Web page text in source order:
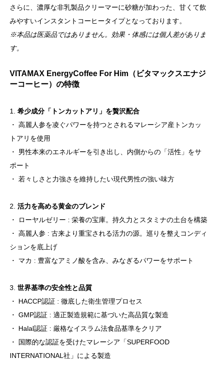
向
力
サ
リ
ー
ー
ト
ン
ッ
ア
リ
高
麗
人
参
さらに、濃厚な非乳製品クリーマーに砂糖が加わった、甘くて飲
みやすいインスタントコーヒータイプとなっております。
※本品は医薬品ではありません。効果・体感には個人差がありま
す。
VITAMAX EnergyCoffee For Him（ビタマックスエナジ
ーコーヒー）の特徴
1. 希少成分「トンカットアリ」を贅沢配合
・ 高麗人参を凌ぐパワーを持つとされるマレーシア産トンカッ
トアリを使用
・ 男性本来のエネルギーを引き出し、内側からの「活性」をサ
ポート
・ 若々しさと力強さを維持したい現代男性の強い味方
2. 活力を高める黄金のブレンド
・ ローヤルゼリー : 栄養の宝庫。持久力とスタミナの土台を構築
・ 高麗人参 : 古来より重宝される活力の源。巡りを整えコンディ
ションを底上げ
・ マカ : 豊富なアミノ酸を含み、みなぎるパワーをサポート
3. 世界基準の安全性と品質
・ HACCP認証 : 徹底した衛生管理プロセス
・ GMP認証 : 適正製造規範に基づいた高品質な製造
・ Halal認証 : 厳格なイスラム法食品基準をクリア
・ 国際的な認証を受けたマレーシア「SUPERFOOD
INTERNATIONAL社」による製造